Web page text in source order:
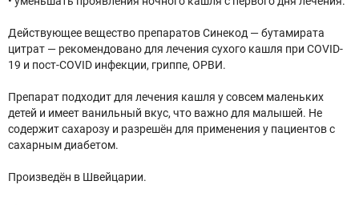
Действующее вещество препаратов Синекод — бутамирата
цитрат — рекомендовано для лечения сухого кашля при COVID-
19 и пост-COVID инфекции, гриппе, ОРВИ.
Препарат подходит для лечения кашля у совсем маленьких
детей и имеет ванильный вкус, что важно для малышей. Не
содержит сахарозу и разрешён для применения у пациентов с
сахарным диабетом.
Произведён в Швейцарии.